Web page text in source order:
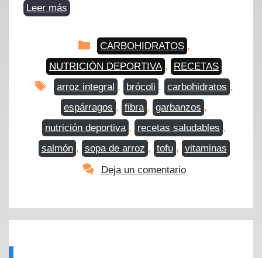
Leer más
Categorías
CARBOHIDRATOS ,
NUTRICIÓN DEPORTIVA ,
RECETAS
Etiquetas
arroz integral , brócoli , carbohidratos ,
espárragos , fibra , garbanzos ,
nutrición deportiva , recetas saludables ,
salmón , sopa de arroz , tofu , vitaminas
Deja un comentario